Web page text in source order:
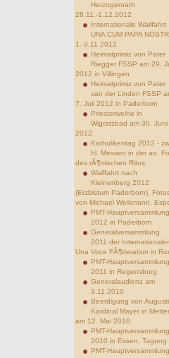
Herzogenrath
28.11.-1.12.2012
Internationale Wallfahrt
UNA CUM PAPA
1.-3.11.2012
Heimatprimiz von Pater
Riegger FSSP am 29.
2012 in Villingen
Heimatprimiz von Pater
van der Linden FSSP
7. Juli 2012 in Paderborn
Priesterweihe in
Wigratzbad am 30. Juni
2012
Katholikentag 2012 -
hl. Messen in der ao.
des rÃ¶mischen Ritus
Wallfahrt nach
Kleinenberg 2012
(Erzbistum Paderborn),
von Michael Weikmann,
PMT-Hauptversammlung
2012 in Paderborn
Generalversammlung
2011 der
Una Voce FÃ¶deration in
PMT-Hauptversammlung
2011 in Regensburg
Generalaudienz am
3.11.2010
Beerdigung von
Kardinal Mayer in
am 12. Mai 2010
PMT-Hauptversammlung
2010 in Essen, Tagung
PMT-Hauptversammlung